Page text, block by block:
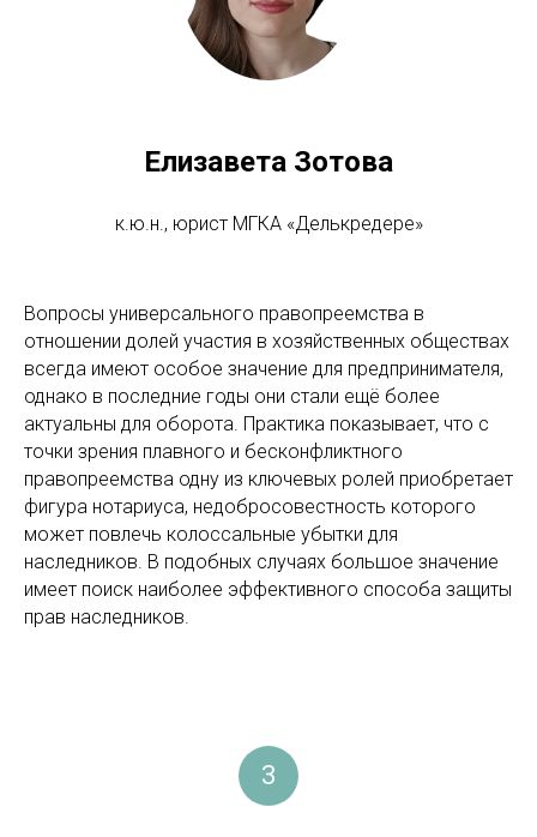
Елизавета Зотова
к.ю.н., юрист МГКА «Делькредере»
Вопросы универсального правопреемства в
отношении долей участия в хозяйственных обществах
всегда имеют особое значение для предпринимателя,
однако в последние годы они стали ещё более
актуальны для оборота. Практика показывает, что с
точки зрения плавного и бесконфликтного
правопреемства одну из ключевых ролей приобретает
фигура нотариуса, недобросовестность которого
может повлечь колоссальные убытки для
наследников. В подобных случаях большое значение
имеет поиск наиболее эффективного способа защиты
прав наследников.
3